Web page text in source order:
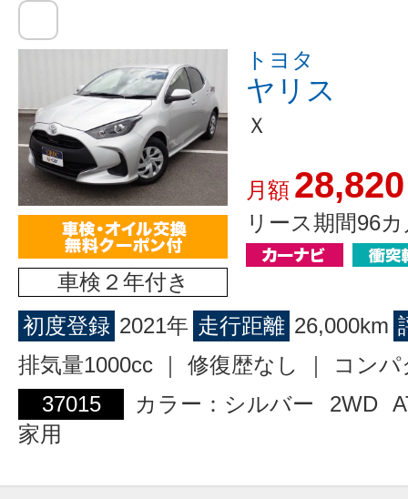
車検２年付き
トヨタ
ヤリス
Ｘ
月額 28,820
リース期間96
初度登録 2021年 走行距離 26,000km
排気量1000cc ｜ 修復歴なし ｜ コン
37015
カラー：シルバー 2WD
家用